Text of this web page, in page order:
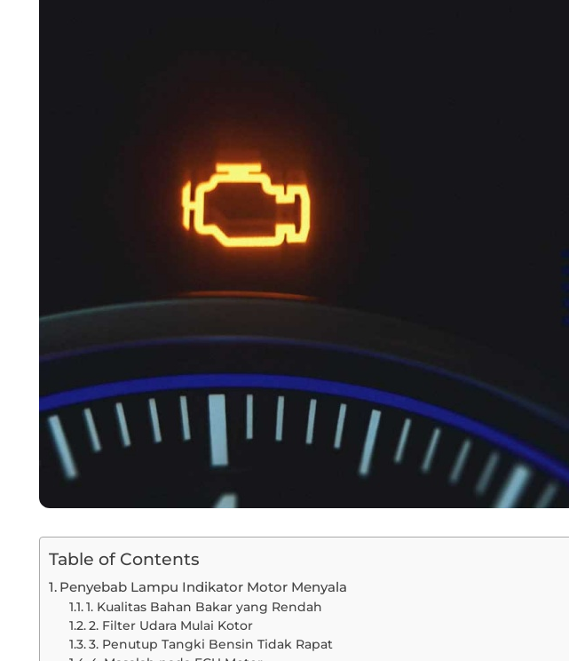
Table of Contents
Penyebab Lampu Indikator Motor Menyala
1. Kualitas Bahan Bakar yang Rendah
2. Filter Udara Mulai Kotor
3. Penutup Tangki Bensin Tidak Rapat